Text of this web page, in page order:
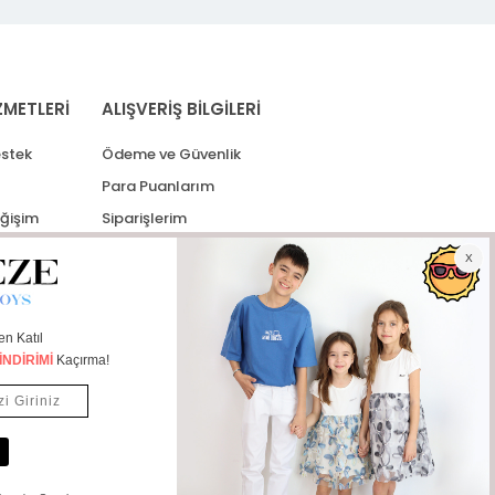
ALIŞVERİŞ BİLGİLERİ
Ödeme ve Güvenlik
Para Puanlarım
Siparişlerim